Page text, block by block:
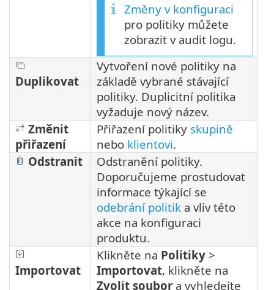
Změny v konfiguraci
pro politiky můžete
zobrazit v audit logu.
Duplikovat
Vytvoření nové politiky na
základě vybrané stávající
politiky. Duplicitní politika
vyžaduje nový název.
Změnit
přiřazení
Přiřazení politiky skupině
nebo klientovi.
Odstranit
Odstranění politiky.
Doporučujeme prostudovat
informace týkající se
odebrání politik a vliv této
akce na konfiguraci
produktu.
Importovat
Klikněte na Politiky >
Importovat, klikněte na
Zvolit soubor a vyhledejte